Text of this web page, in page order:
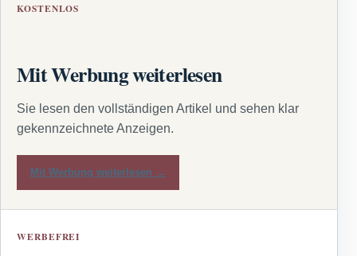
KOSTENLOS
Mit Werbung weiterlesen
Sie lesen den vollständigen Artikel und sehen klar
gekennzeichnete Anzeigen.
Mit Werbung weiterlesen →
WERBEFREI